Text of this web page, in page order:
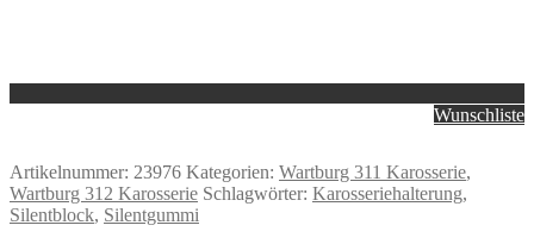
Wunschliste
Artikelnummer: 23976 Kategorien: Wartburg 311 Karosserie,
Wartburg 312 Karosserie Schlagwörter: Karosseriehalterung,
Silentblock, Silentgummi